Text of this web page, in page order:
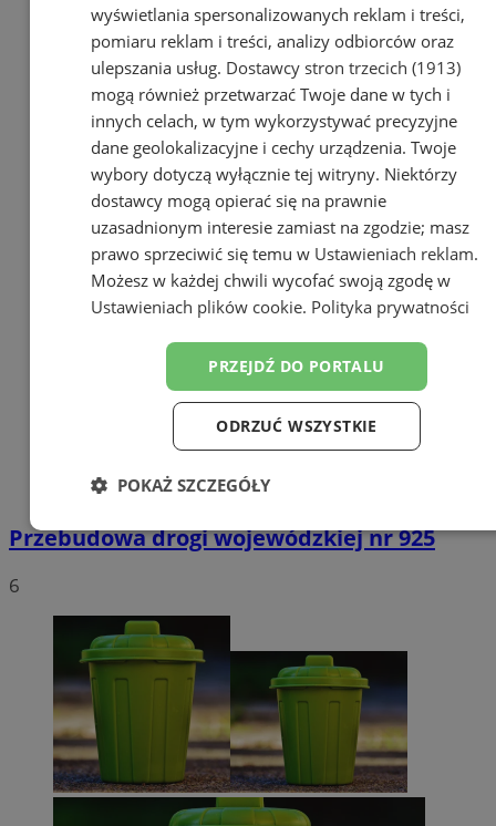
Przebudowa drogi wojewódzkiej nr 925
6
wyświetlania spersonalizowanych reklam i treści,
pomiaru reklam i treści, analizy odbiorców oraz
ulepszania usług. Dostawcy stron trzecich (1913)
mogą również przetwarzać Twoje dane w tych i
innych celach, w tym wykorzystywać precyzyjne
dane geolokalizacyjne i cechy urządzenia. Twoje
wybory dotyczą wyłącznie tej witryny. Niektórzy
dostawcy mogą opierać się na prawnie
uzasadnionym interesie zamiast na zgodzie; masz
prawo sprzeciwić się temu w Ustawieniach reklam.
Możesz w każdej chwili wycofać swoją zgodę w
Ustawieniach plików cookie. Polityka prywatności
PRZEJDŹ DO PORTALU
ODRZUĆ WSZYSTKIE
POKAŻ SZCZEGÓŁY
Niezbędne Wydajność Targetowanie
Funkcjonalność
Niezbędne Wydajność
Targetowanie
Funkcjonalność